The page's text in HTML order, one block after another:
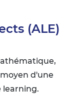
(ALE)
d'une
learning.